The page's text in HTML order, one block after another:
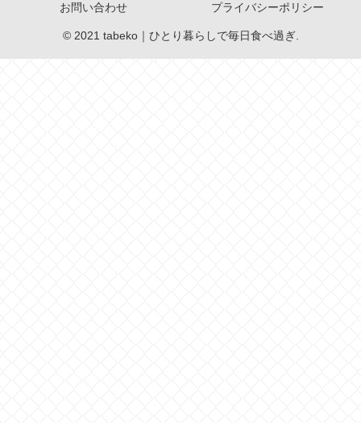
お問い合わせ
プライバシーポリシー
© 2021 tabeko｜ひとり暮らしで毎日食べ過ぎ.